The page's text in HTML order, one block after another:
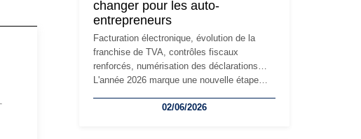
changer pour les auto-
entrepreneurs
Facturation électronique, évolution de la
franchise de TVA, contrôles fiscaux
renforcés, numérisation des déclarations…
L'année 2026 marque une nouvelle étape
travailleurs indépendants. Si le régime de la
02/06/2026